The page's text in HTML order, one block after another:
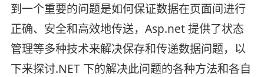
到一个重要的问题是如何保证数据在页面间进行
正确、安全和高效地传送，Asp.net 提供了状态
管理等多种技术来解决保存和传递数据问题，以
下来探讨.NET 下的解决此问题的各种方法和各自